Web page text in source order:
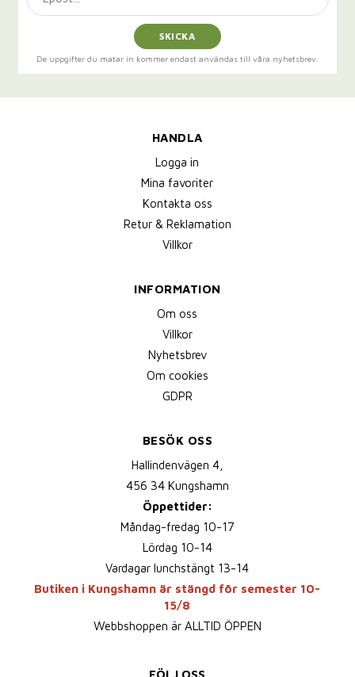
SKICKA
De uppgifter du matar in kommer endast användas till våra nyhetsbrev.
HANDLA
Logga in
Mina favoriter
Kontakta oss
Retur & Reklamation
Villkor
INFORMATION
Om oss
Villkor
Nyhetsbrev
Om cookies
GDPR
BESÖK OSS
Hallindenvägen 4,
456 34 Kungshamn
Öppettider:
Måndag-fredag 10-17
Lördag 10-14
Vardagar lunchstängt 13-14
Butiken i Kungshamn är stängd för semester 10-
15/8
Webbshoppen är ALLTID ÖPPEN